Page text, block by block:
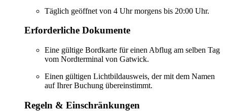
Täglich geöffnet von 4 Uhr morgens bis 20:00 Uhr.
Erforderliche Dokumente
Eine gültige Bordkarte für einen Abflug am selben Tag
vom Nordterminal von Gatwick.
Einen gültigen Lichtbildausweis, der mit dem Namen
auf Ihrer Buchung übereinstimmt.
Regeln & Einschränkungen